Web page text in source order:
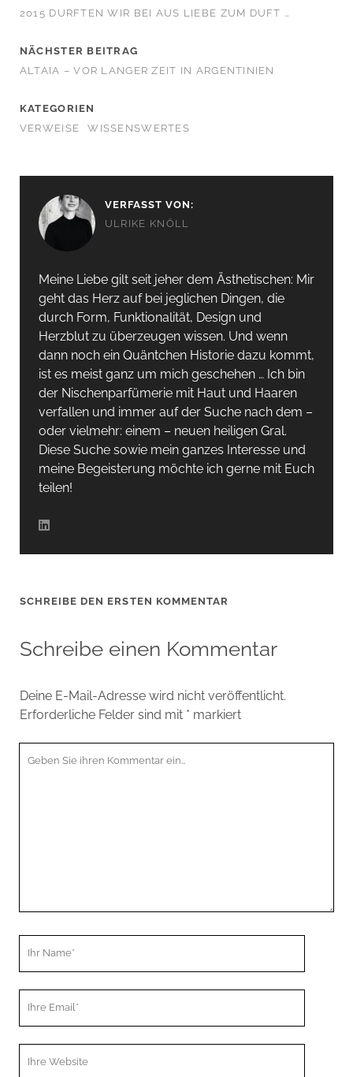
2015 DURFTEN WIR BEI AUS LIEBE ZUM DUFT …
NÄCHSTER BEITRAG
ALTAIA – VOR LANGER ZEIT IN ARGENTINIEN
KATEGORIEN
VERWEISE
WISSENSWERTES
VERFASST VON:
ULRIKE KNÖLL
Meine Liebe gilt seit jeher dem Ästhetischen: Mir
geht das Herz auf bei jeglichen Dingen, die
durch Form, Funktionalität, Design und
Herzblut zu überzeugen wissen. Und wenn
dann noch ein Quäntchen Historie dazu kommt,
ist es meist ganz um mich geschehen … Ich bin
der Nischenparfümerie mit Haut und Haaren
verfallen und immer auf der Suche nach dem –
oder vielmehr: einem – neuen heiligen Gral.
Diese Suche sowie mein ganzes Interesse und
meine Begeisterung möchte ich gerne mit Euch
teilen!
SCHREIBE DEN ERSTEN KOMMENTAR
Schreibe einen Kommentar
Deine E-Mail-Adresse wird nicht veröffentlicht.
Erforderliche Felder sind mit * markiert